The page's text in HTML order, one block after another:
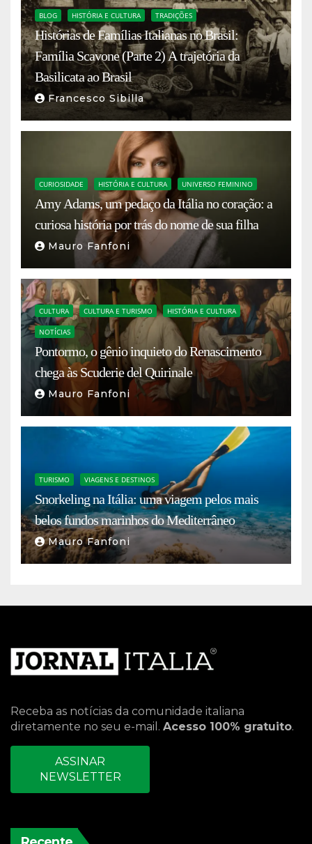
BLOG HISTÓRIA E CULTURA TRADIÇÕES
Histórias de Famílias Italianas no Brasil:
Família Scavone (Parte 2) A trajetória da
Basilicata ao Brasil
Francesco Sibilla
CURIOSIDADE HISTÓRIA E CULTURA UNIVERSO FEMININO
Amy Adams, um pedaço da Itália no coração: a
curiosa história por trás do nome de sua filha
Mauro Fanfoni
CULTURA CULTURA E TURISMO HISTÓRIA E CULTURA
NOTÍCIAS
Pontormo, o gênio inquieto do Renascimento
chega às Scuderie del Quirinale
Mauro Fanfoni
TURISMO VIAGENS E DESTINOS
Snorkeling na Itália: uma viagem pelos mais
belos fundos marinhos do Mediterrâneo
Mauro Fanfoni
Receba as notícias da comunidade italiana
diretamente no seu e-mail. Acesso 100% gratuito.
ASSINAR
NEWSLETTER